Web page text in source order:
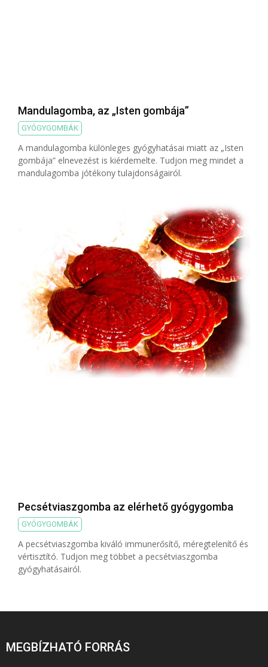
Mandulagomba, az „Isten gombája”
GYÓGYGOMBÁK
A mandulagomba különleges gyógyhatásai miatt az „Isten
gombája” elnevezést is kiérdemelte. Tudjon meg mindet a
mandulagomba jótékony tulajdonságairól.
Pecsétviaszgomba az elérhető gyógygomba
GYÓGYGOMBÁK
A pecsétviaszgomba kiváló immunerősítő, méregtelenítő és
vértisztító. Tudjon meg többet a pecsétviaszgomba
gyógyhatásairól.
MEGBÍZHATÓ FORRÁS